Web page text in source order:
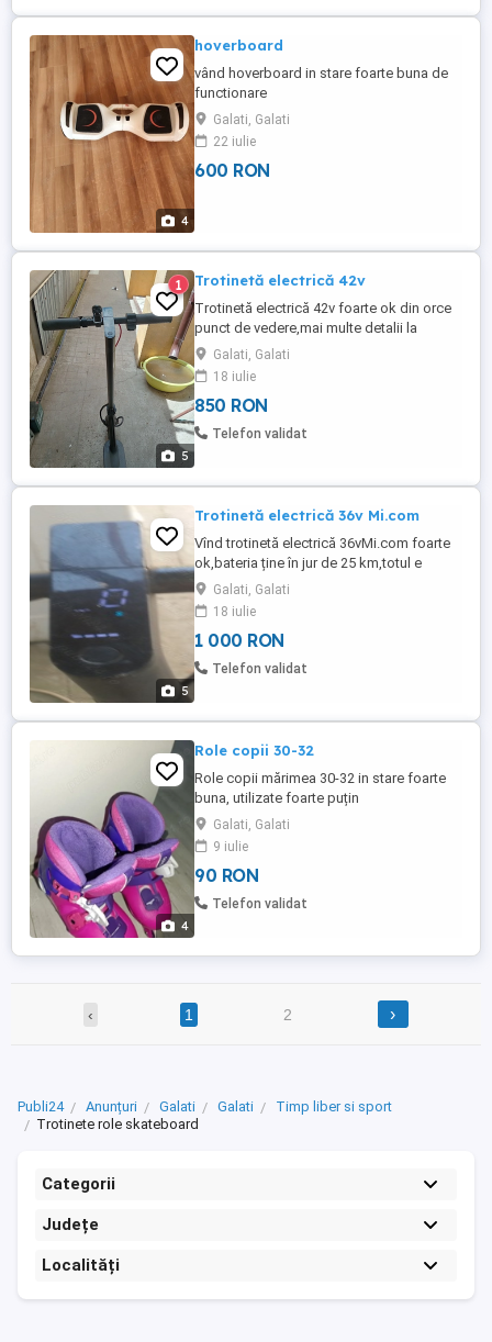
4
hoverboard
vând hoverboard in stare foarte buna de
functionare
Galati, Galati
22 iulie
600 RON
5
1 Trotinetă electrică 42v
Trotinetă electrică 42v foarte ok din orce
punct de vedere,mai multe detalii la
Galati, Galati
18 iulie
850 RON
Telefon validat
5
Trotinetă electrică 36v Mi.com
Vînd trotinetă electrică 36vMi.com foarte
ok,bateria ține în jur de 25 km,totul e
ok,mai multe relații la telefon..
Galati, Galati
18 iulie
1 000 RON
Telefon validat
4
Role copii 30-32
Role copii mărimea 30-32 in stare foarte
buna, utilizate foarte puțin
Galati, Galati
9 iulie
90 RON
Telefon validat
‹ 1 2 ›
Publi24 Anunțuri Galati Galati
Timp liber si sport
Trotinete role skateboard
Categorii
Județe
Localități